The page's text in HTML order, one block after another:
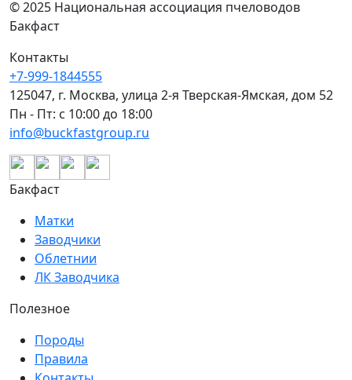
© 2025 Национальная ассоциация пчеловодов
Бакфаст
Бакфаст
Матки
Заводчики
Облетнии
ЛК Заводчика
Полезное
Породы
Правила
Контакты
+7-999-1844555
125047, г. Москва, улица 2-я Тверская-Ямская, дом 52
Пн - Пт: с 10:00 до 18:00
info@buckfastgroup.ru